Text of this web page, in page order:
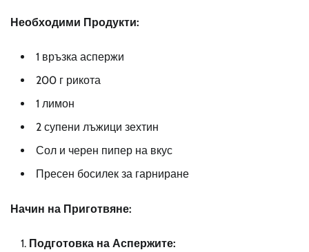
Необходими Продукти:
1 връзка аспержи
200 г рикота
1 лимон
2 супени лъжици зехтин
Сол и черен пипер на вкус
Пресен босилек за гарниране
Начин на Приготвяне:
Подготовка на Аспержите: